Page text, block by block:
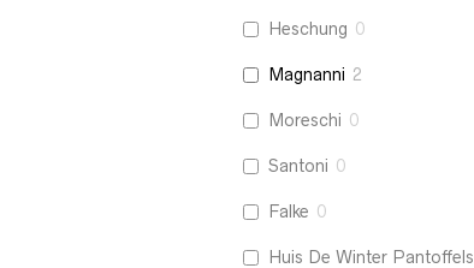
Heschung 0
Magnanni 2
Moreschi 0
Santoni 0
Falke 0
Huis De Winter Pantoffels